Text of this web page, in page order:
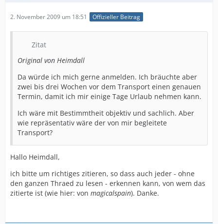
2. November 2009 um 18:51 Offizieller Beitrag
Zitat
Original von Heimdall
Da würde ich mich gerne anmelden. Ich bräuchte aber
zwei bis drei Wochen vor dem Transport einen genauen
Termin, damit ich mir einige Tage Urlaub nehmen kann.
Ich wäre mit Bestimmtheit objektiv und sachlich. Aber
wie repräsentativ wäre der von mir begleitete
Transport?
Hallo Heimdall,
ich bitte um richtiges zitieren, so dass auch jeder - ohne
den ganzen Thraed zu lesen - erkennen kann, von wem das
zitierte ist (wie hier: von magicalspain). Danke.